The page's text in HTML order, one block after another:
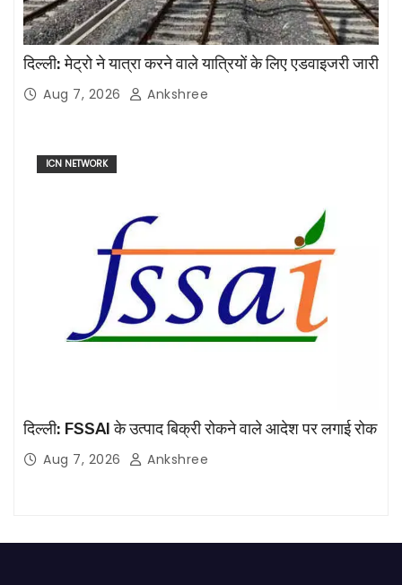
दिल्ली: मेट्रो ने यात्रा करने वाले यात्रियों के लिए एडवाइजरी जारी
Aug 7, 2026 Ankshree
ICN NETWORK
दिल्ली: FSSAI के उत्पाद बिक्री रोकने वाले आदेश पर लगाई रोक
Aug 7, 2026 Ankshree